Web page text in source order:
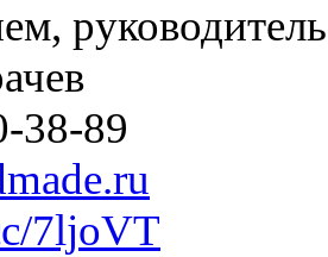
38-89
7ljoVT